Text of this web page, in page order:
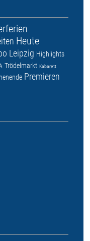
Heute
Leipzig Highlights
Trödelmarkt Kabarett
Premieren